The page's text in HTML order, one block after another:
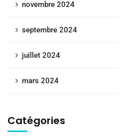
novembre 2024
septembre 2024
juillet 2024
mars 2024
Catégories